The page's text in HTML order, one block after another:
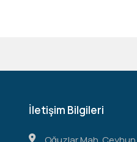
İletişim Bilgileri